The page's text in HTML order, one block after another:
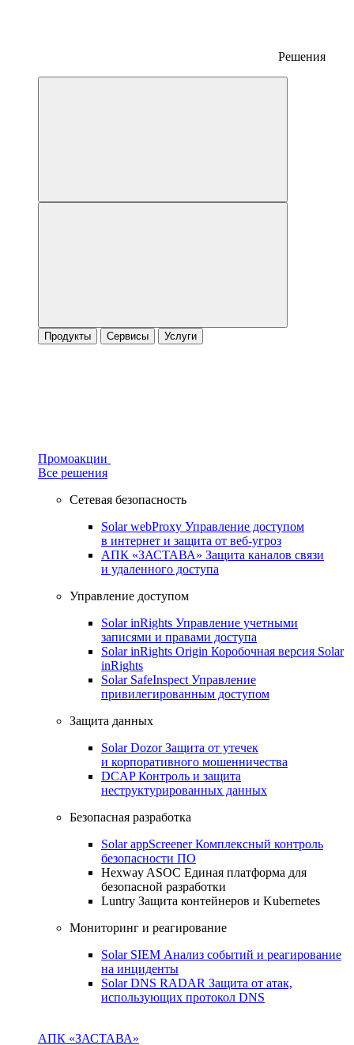
Решения
Продукты Сервисы Услуги
Промоакции
Все решения
Сетевая безопасность
Solar webProxy Управление доступом
в интернет и защита от веб-угроз
АПК «ЗАСТАВА» Защита каналов связи
и удаленного доступа
Управление доступом
Solar inRights Управление учетными
записями и правами доступа
Solar inRights Origin Коробочная версия Solar
inRights
Solar SafeInspect Управление
привилегированным доступом
Защита данных
Solar DozorЗащита от утечек
и корпоративного мошенничества
DCAPКонтроль и защита
неструктурированных данных
Безопасная разработка
Solar appScreenerКомплексный контроль
безопасности ПО
Hexway ASOC Единая платформа для
безопасной разработки
Luntry Защита контейнеров и Kubernetes
Мониторинг и реагирование
Solar SIEM Анализ событий и реагирование
на инциденты
Solar DNS RADAR Защита от атак,
использующих протокол DNS
АПК «ЗАСТАВА»